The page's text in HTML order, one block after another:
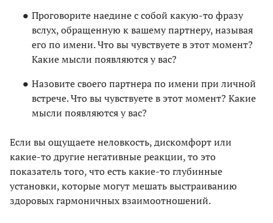
Проговорите наедине с собой какую-то фразу
вслух, обращенную к вашему партнеру, называя
его по имени. Что вы чувствуете в этот момент?
Какие мысли появляются у вас?
Назовите своего партнера по имени при личной
встрече. Что вы чувствуете в этот момент? Какие
мысли появляются у вас?
Если вы ощущаете неловкость, дискомфорт или
какие-то другие негативные реакции, то это
показатель того, что есть какие-то глубинные
установки, которые могут мешать выстраиванию
здоровых гармоничных взаимоотношений.